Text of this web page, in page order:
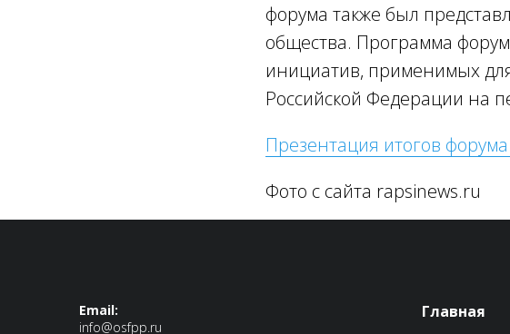
форума также был
общества. Программа
инициатив, применимых
Российской Федерации на
Презентация итогов
Фото с сайта rapsinews.ru
Email:
info@osfpp.ru
Главная